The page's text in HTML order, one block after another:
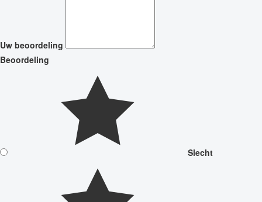
Uw beoordeling
Beoordeling
Slecht